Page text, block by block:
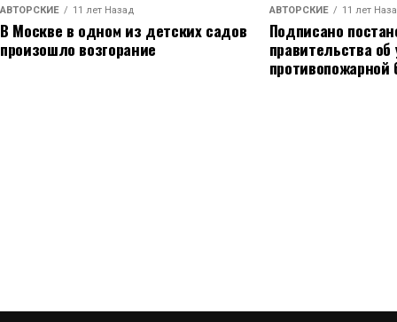
АВТОРСКИЕ 11 лет Назад
В Москве в одном из детских садов
произошло возгорание
АВТОРСКИЕ 11 лет
Подписано
правительства
противопожарной